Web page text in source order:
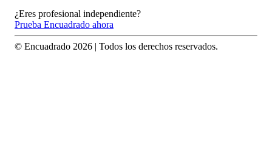
¿Eres profesional independiente?
Prueba Encuadrado ahora
© Encuadrado 2026 | Todos los derechos reservados.